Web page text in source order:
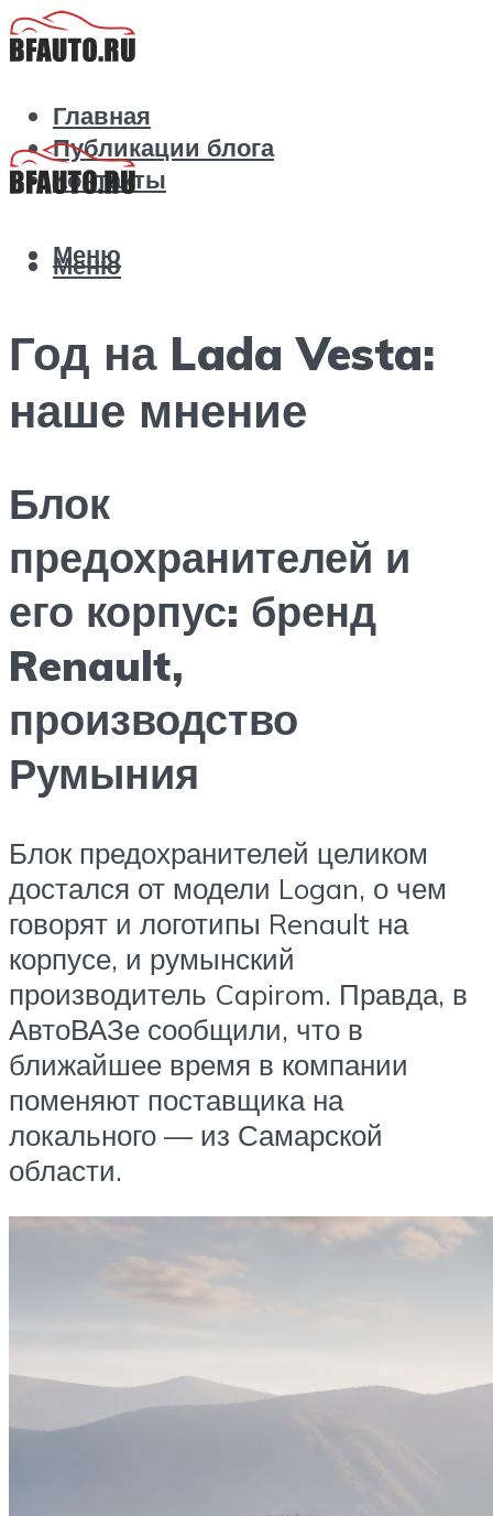
Главная
Публикации блога
Контакты
Меню
Меню
Год на Lada Vesta:
наше мнение
Блок
предохранителей и
его корпус: бренд
Renault,
производство
Румыния
Блок предохранителей целиком
достался от модели Logan, о чем
говорят и логотипы Renault на
корпусе, и румынский
производитель Capirom. Правда, в
АвтоВАЗе сообщили, что в
ближайшее время в компании
поменяют поставщика на
локального — из Самарской
области.